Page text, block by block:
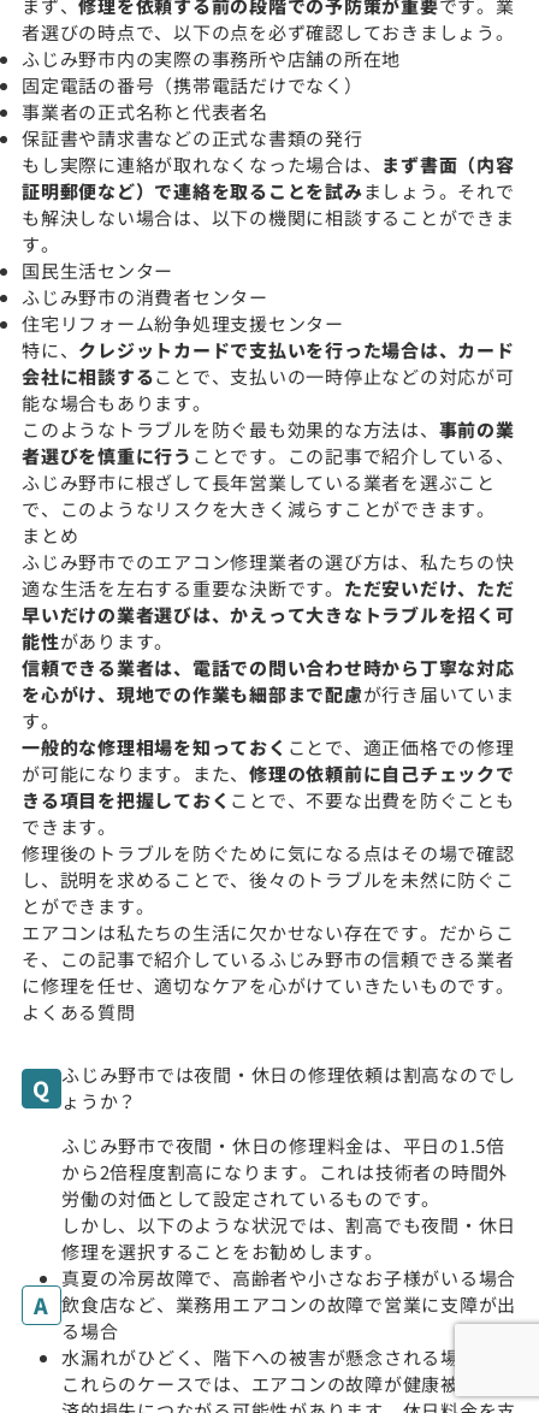
まず、修理を依頼する前の段階での予防策が重要です。業
者選びの時点で、以下の点を必ず確認しておきましょう。
ふじみ野市内の実際の事務所や店舗の所在地
固定電話の番号（携帯電話だけでなく）
事業者の正式名称と代表者名
保証書や請求書などの正式な書類の発行
もし実際に連絡が取れなくなった場合は、 まず書面（内容
証明郵便など）で連絡を取ることを試みましょう。それで
も解決しない場合は、以下の機関に相談することができま
す。
国民生活センター
ふじみ野市の消費者センター
住宅リフォーム紛争処理支援センター
特に、 クレジットカードで支払いを行った場合は、カード
会社に相談することで、支払いの一時停止などの対応が可
能な場合もあります。
このようなトラブルを防ぐ最も効果的な方法は、 事前の業
者選びを慎重に行う ことです。この記事で紹介している、
ふじみ野市に根ざして長年営業している業者を選ぶこと
で、このようなリスクを大きく減らすことができます。
まとめ
ふじみ野市でのエアコン修理業者の選び方は、私たちの快
適な生活を左右する重要な決断です。 ただ安いだけ、ただ
早いだけの業者選びは、かえって大きなトラブルを招く可
能性があります。
信頼できる業者は、電話での問い合わせ時から丁寧な対応
を心がけ、現地での作業も細部まで配慮が行き届いていま
す。
一般的な修理相場を知っておく ことで、適正価格での修理
が可能になります。また、 修理の依頼前に自己チェックで
きる項目を把握しておく ことで、不要な出費を防ぐことも
できます。
修理後のトラブルを防ぐために気になる点はその場で確認
し、説明を求めることで、後々のトラブルを未然に防ぐこ
とができます。
エアコンは私たちの生活に欠かせない存在です。だからこ
そ、この記事で紹介しているふじみ野市の信頼できる業者
に修理を任せ、適切なケアを心がけていきたいものです。
よくある質問
ふじみ野市では夜間・休日の修理依頼は割高なのでし
ょうか？
ふじみ野市で夜間・休日の修理料金は、平日の1.5倍
から2倍程度割高になります。これは技術者の時間外
労働の対価として設定されているものです。
しかし、以下のような状況では、割高でも夜間・休日
修理を選択することをお勧めします。
真夏の冷房故障で、高齢者や小さなお子様がいる場合
飲食店など、業務用エアコンの故障で営業に支障が出
る場合
水漏れがひどく、階下への被害が懸念される場合
これらのケースでは、エアコンの故障が健康被害や経